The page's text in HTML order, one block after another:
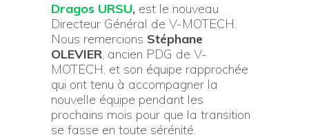
Dragos URSU, est le nouveau
Directeur Général de V-MOTECH.
Nous remercions Stéphane
OLEVIER, ancien PDG de V-
MOTECH, et son équipe rapprochée
qui ont tenu à accompagner la
nouvelle équipe pendant les
prochains mois pour que la transition
se fasse en toute sérénité.